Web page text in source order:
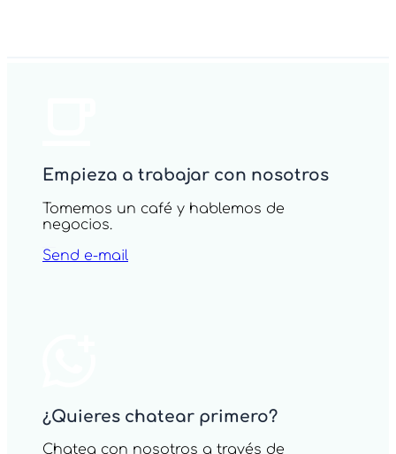
Empieza a trabajar con nosotros
Tomemos un café y hablemos de
negocios.
Send e-mail
¿Quieres chatear primero?
Chatea con nosotros a través de